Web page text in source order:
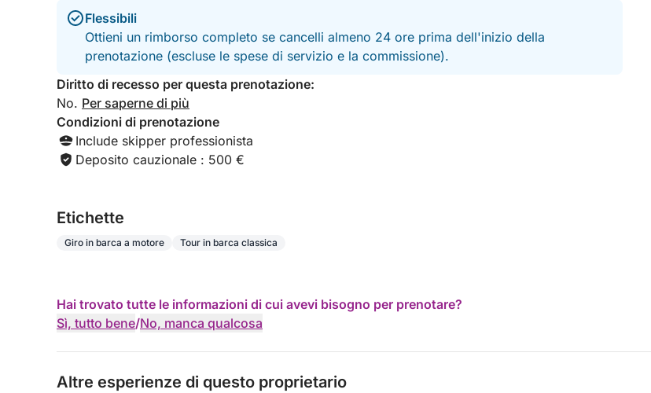
Flessibili
Ottieni un rimborso completo se cancelli almeno 24 ore prima dell'inizio della
prenotazione (escluse le spese di servizio e la commissione).
Diritto di recesso per questa prenotazione:
No. Per saperne di più
Condizioni di prenotazione
Include skipper professionista
Deposito cauzionale : 500 €
Etichette
Giro in barca a motore Tour in barca classica
Hai trovato tutte le informazioni di cui avevi bisogno per prenotare?
Sì, tutto bene/No, manca qualcosa
Altre esperienze di questo proprietario